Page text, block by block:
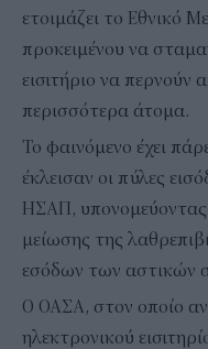
ετοιμάζει το Εθνικό
προκειμένου να
εισιτήριο να περνούν
περισσότερα άτομα.
Το φαινόμενο έχει
έκλεισαν οι πύλες
ΗΣΑΠ,
μείωσης της
εσόδων των αστικών
Ο ΟΑΣΑ, στον οποίο
ηλεκτρονικού